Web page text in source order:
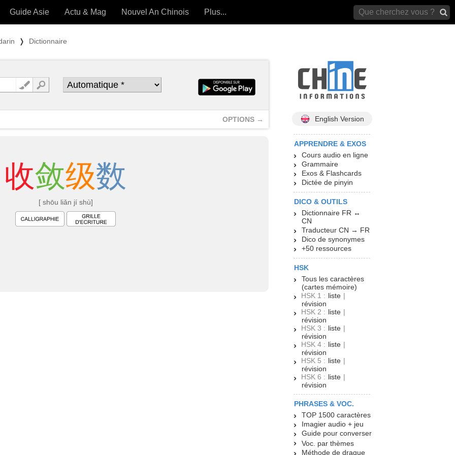
OUTILS) »
Guide Asie Actu & Mag Nouvel An Chinois Plus...
❭ Dictionnaire
OPTIONS →
收敛级数
[ shōu liǎn jí shù]
English Version
APPRENDRE & EXOS
Cours audio en ligne
Grammaire
Exos & Flashcards
Dictée de pinyin
DICO & OUTILS
Dictionnaire FR ↔
CN
Traducteur CN → FR
Dico de synonymes
+50 ressources
HSK
Tous les caractères
(cartes mémoire)
HSK 1 : liste |
révision
HSK 2 : liste |
révision
HSK 3 : liste |
révision
HSK 4 : liste |
révision
HSK 5 : liste |
révision
HSK 6 : liste |
révision
PHRASES & VOC.
TOP 1500 caractères
Imagier audio + jeu
Guide pour converser
Voc. par thèmes
Méthode de drague